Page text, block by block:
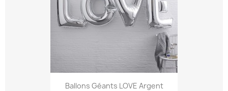
Ballons Géants LOVE Argent